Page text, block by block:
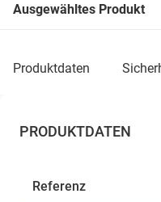
Ausgewähltes Produkt
produktdaten
PRODUKTDATEN
Referenz